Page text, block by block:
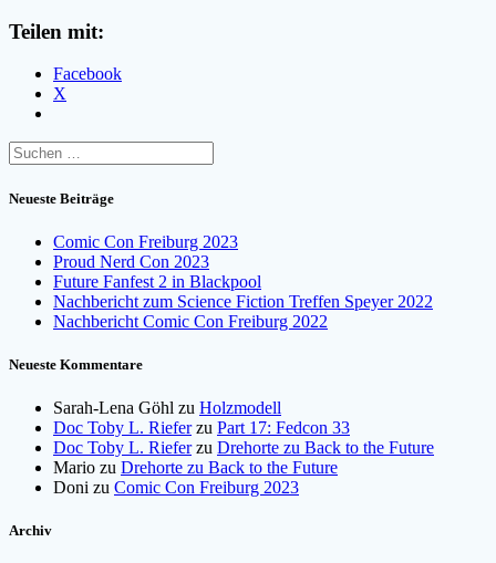
Teilen mit:
Facebook
X
Suchen
nach:
Neueste Beiträge
Comic Con Freiburg 2023
Proud Nerd Con 2023
Future Fanfest 2 in Blackpool
Nachbericht zum Science Fiction Treffen Speyer 2022
Nachbericht Comic Con Freiburg 2022
Neueste Kommentare
Sarah-Lena Göhl zu Holzmodell
Doc Toby L. Rieferzu Part 17: Fedcon 33
Doc Toby L. Rieferzu Drehorte zu Back to the Future
Mario zu Drehorte zu Back to the Future
Doni zu Comic Con Freiburg 2023
Archiv